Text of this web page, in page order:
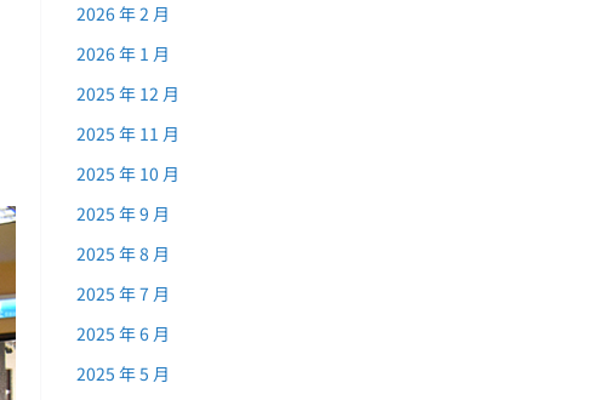
2026 年 2 月
2026 年 1 月
2025 年 12 月
2025 年 11 月
2025 年 10 月
2025 年 9 月
2025 年 8 月
2025 年 7 月
2025 年 6 月
2025 年 5 月